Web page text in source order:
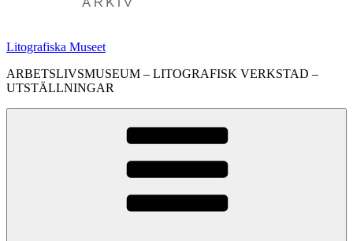
Litografiska Museet
ARBETSLIVSMUSEUM – LITOGRAFISK VERKSTAD –
UTSTÄLLNINGAR